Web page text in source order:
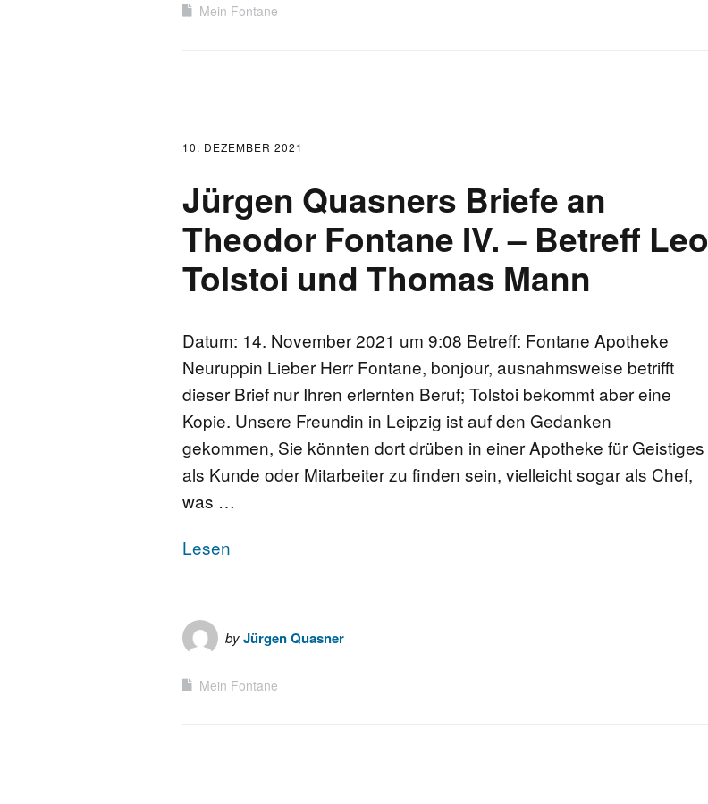
Mein Fontane
10. DEZEMBER 2021
Jürgen Quasners Briefe an
Theodor Fontane IV. – Betreff Leo
Tolstoi und Thomas Mann
Datum: 14. November 2021 um 9:08 Betreff: Fontane Apotheke
Neuruppin Lieber Herr Fontane, bonjour, ausnahmsweise betrifft
dieser Brief nur Ihren erlernten Beruf; Tolstoi bekommt aber eine
Kopie. Unsere Freundin in Leipzig ist auf den Gedanken
gekommen, Sie könnten dort drüben in einer Apotheke für Geistiges
als Kunde oder Mitarbeiter zu finden sein, vielleicht sogar als Chef,
was …
Lesen
byJürgen Quasner
Mein Fontane